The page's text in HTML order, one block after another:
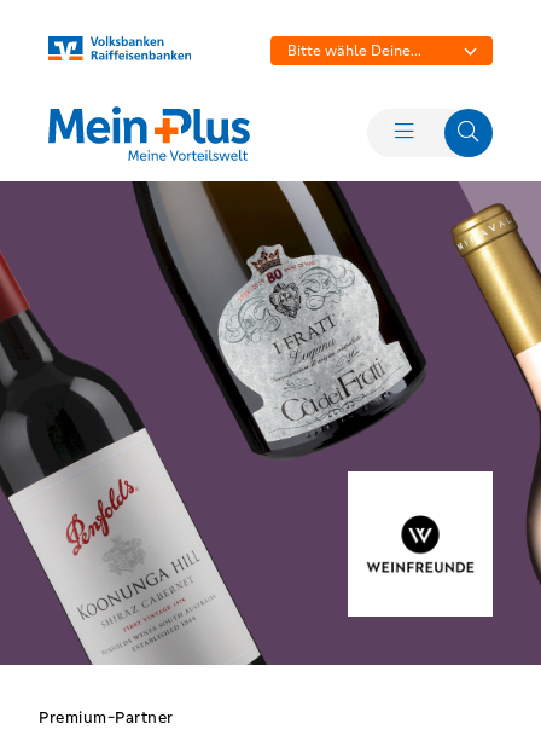
Bitte wähle Deine
Premium-Partner